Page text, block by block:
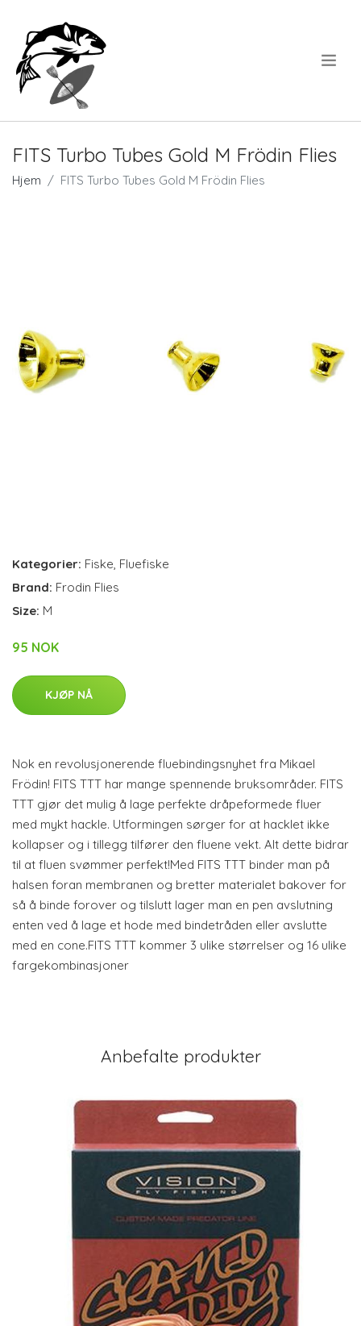
FITS Turbo Tubes Gold M Frödin Flies
Hjem FITS Turbo Tubes Gold M Frödin Flies
Kategorier: Fiske, Fluefiske
Brand: Frodin Flies
Size: M
95 NOK
KJØP NÅ
Nok en revolusjonerende fluebindingsnyhet fra Mikael
Frödin! FITS TTT har mange spennende bruksområder. FITS
TTT gjør det mulig å lage perfekte dråpeformede fluer
med mykt hackle. Utformingen sørger for at hacklet ikke
kollapser og i tillegg tilfører den fluene vekt. Alt dette bidrar
til at fluen svømmer perfekt!Med FITS TTT binder man på
halsen foran membranen og bretter materialet bakover for
så å binde forover og tilslutt lager man en pen avslutning
enten ved å lage et hode med bindetråden eller avslutte
med en cone.FITS TTT kommer 3 ulike størrelser og 16 ulike
fargekombinasjoner
Anbefalte produkter